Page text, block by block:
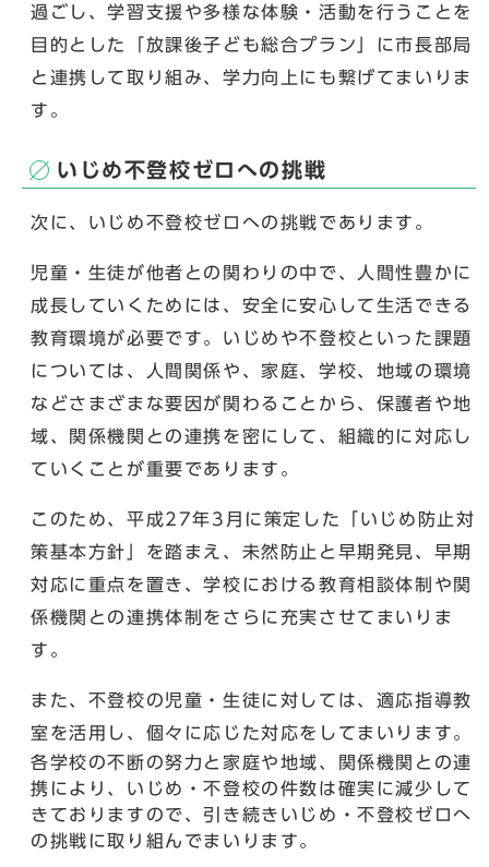
過ごし、学習支援や多様な体験・活動を行うことを
目的とした「放課後子ども総合プラン」に市長部局
と連携して取り組み、学力向上にも繋げてまいりま
す。
いじめ不登校ゼロへの挑戦
次に、いじめ不登校ゼロへの挑戦であります。
児童・生徒が他者との関わりの中で、人間性豊かに
成長していくためには、安全に安心して生活できる
教育環境が必要です。いじめや不登校といった課題
については、人間関係や、家庭、学校、地域の環境
などさまざまな要因が関わることから、保護者や地
域、関係機関との連携を密にして、組織的に対応し
ていくことが重要であります。
このため、平成27年3月に策定した「いじめ防止対
策基本方針」を踏まえ、未然防止と早期発見、早期
対応に重点を置き、学校における教育相談体制や関
係機関との連携体制をさらに充実させてまいりま
す。
また、不登校の児童・生徒に対しては、適応指導教
室を活用し、個々に応じた対応をしてまいります。
各学校の不断の努力と家庭や地域、関係機関との連
携により、いじめ・不登校の件数は確実に減少して
きておりますので、引き続きいじめ・不登校ゼロへ
の挑戦に取り組んでまいります。